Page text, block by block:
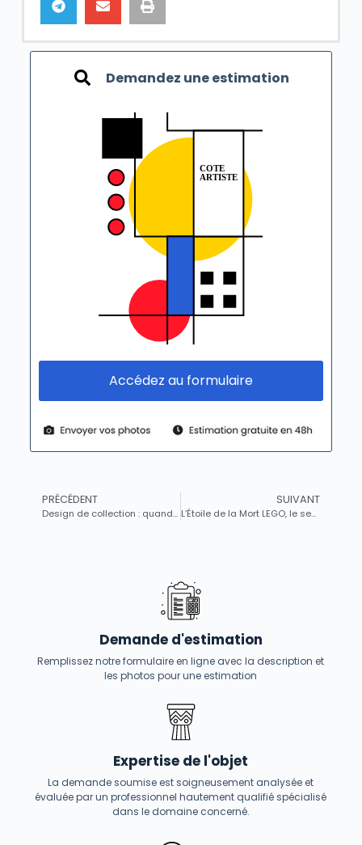
Demandez une estimation
Accédez au formulaire
PRÉCÉDENT
Design de collection : quand les objets prennent vie et vibrent d’émotions
SUIVANT
L’Étoile de la Mort LEGO, le set le plus onéreux de la gamme, voit enfin son prix chuter pendant les…
Demande d'estimation
Remplissez notre formulaire en ligne avec la description et
les photos pour une estimation
Expertise de l'objet
La demande soumise est soigneusement analysée et
évaluée par un professionnel hautement qualifié spécialisé
dans le domaine concerné.